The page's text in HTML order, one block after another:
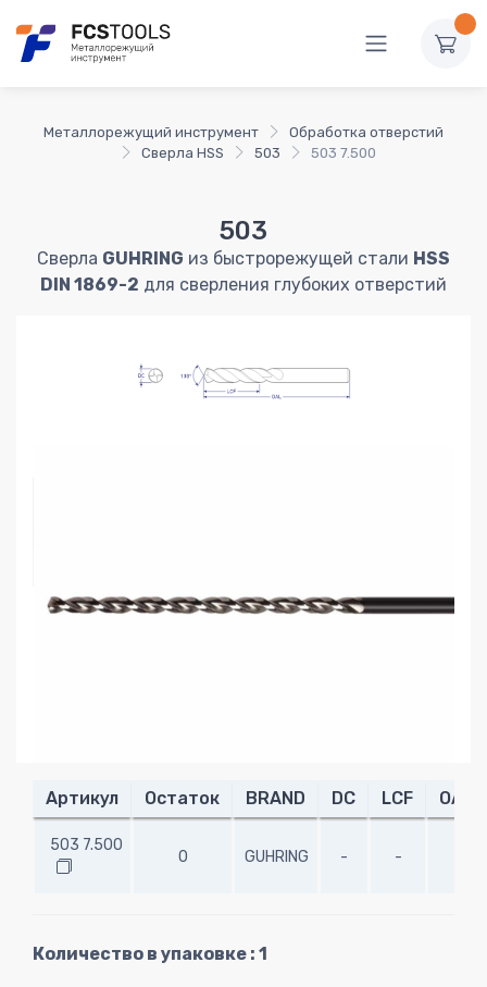
Металлорежущий инструмент
Обработка отверстий
Сверла HSS
503 503 7.500
503
Сверла GUHRING из быстрорежущей стали HSS
DIN 1869-2 для сверления глубоких отверстий
Артикул Остаток BRAND DC LCF OAL
503 7.500
0 GUHRING - -
Количество в упаковке : 1